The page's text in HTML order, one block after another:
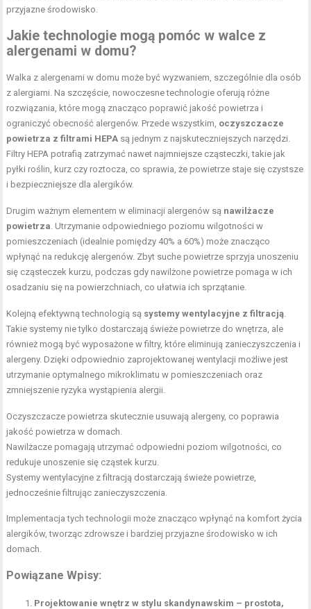
przyjazne środowisko.
Jakie technologie mogą pomóc w walce z
alergenami w domu?
Walka z alergenami w domu może być wyzwaniem, szczególnie dla osób
z alergiami. Na szczęście, nowoczesne technologie oferują różne
rozwiązania, które mogą znacząco poprawić jakość powietrza i
ograniczyć obecność alergenów. Przede wszystkim, oczyszczacze
powietrza z filtrami HEPA są jednym z najskuteczniejszych narzędzi.
Filtry HEPA potrafią zatrzymać nawet najmniejsze cząsteczki, takie jak
pyłki roślin, kurz czy roztocza, co sprawia, że powietrze staje się czystsze
i bezpieczniejsze dla alergików.
Drugim ważnym elementem w eliminacji alergenów są nawilżacze
powietrza . Utrzymanie odpowiedniego poziomu wilgotności w
pomieszczeniach (idealnie pomiędzy 40% a 60%) może znacząco
wpłynąć na redukcję alergenów. Zbyt suche powietrze sprzyja unoszeniu
się cząsteczek kurzu, podczas gdy nawilżone powietrze pomaga w ich
osadzaniu się na powierzchniach, co ułatwia ich sprzątanie.
Kolejną efektywną technologią są systemy wentylacyjne z filtracją
Takie systemy nie tylko dostarczają świeże powietrze do wnętrza, ale
również mogą być wyposażone w filtry, które eliminują zanieczyszczenia i
alergeny. Dzięki odpowiednio zaprojektowanej wentylacji możliwe jest
utrzymanie optymalnego mikroklimatu w pomieszczeniach oraz
zmniejszenie ryzyka wystąpienia alergii.
Oczyszczacze powietrza skutecznie usuwają alergeny, co poprawia
jakość powietrza w domach.
Nawilżacze pomagają utrzymać odpowiedni poziom wilgotności, co
redukuje unoszenie się cząstek kurzu.
Systemy wentylacyjne z filtracją dostarczają świeże powietrze,
jednocześnie filtrując zanieczyszczenia.
Implementacja tych technologii może znacząco wpłynąć na komfort życia
alergików, tworząc zdrowsze i bardziej przyjazne środowisko w ich
domach.
Powiązane Wpisy:
Projektowanie wnętrz w stylu skandynawskim – prostota,